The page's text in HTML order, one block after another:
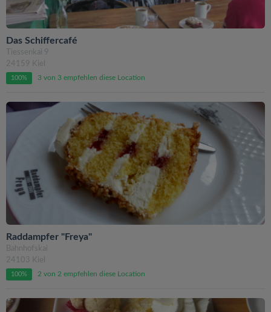
Das Schiffercafé
Tiessenkai 9
24159 Kiel
100% 3 von 3 empfehlen diese Location
Raddampfer "Freya"
Bahnhofskai
24103 Kiel
100% 2 von 2 empfehlen diese Location